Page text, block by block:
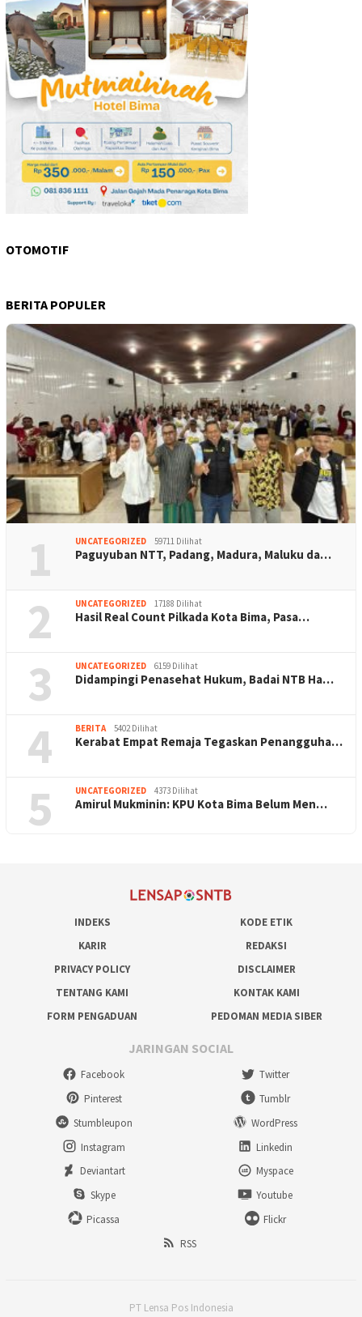
OTOMOTIF
BERITA POPULER
1 UNCATEGORIZED 59711 Dilihat
Paguyuban NTT, Padang, Madura, Maluku da…
2 UNCATEGORIZED 17188 Dilihat
Hasil Real Count Pilkada Kota Bima, Pasa…
3 UNCATEGORIZED 6159 Dilihat
Didampingi Penasehat Hukum, Badai NTB Ha…
4 BERITA 5402 Dilihat
Kerabat Empat Remaja Tegaskan Penangguha…
5 UNCATEGORIZED 4373 Dilihat
Amirul Mukminin: KPU Kota Bima Belum Men…
INDEKS
KODE ETIK
KARIR
REDAKSI
PRIVACY POLICY
DISCLAIMER
TENTANG KAMI
KONTAK KAMI
FORM PENGADUAN
PEDOMAN MEDIA SIBER
JARINGAN SOCIAL
Facebook
Twitter
Pinterest
Tumblr
Stumbleupon
WordPress
Instagram
Linkedin
Deviantart
Myspace
Skype
Youtube
Picassa
Flickr
RSS
PT Lensa Pos Indonesia